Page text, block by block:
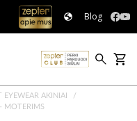
Blog
EYEWEAR AKINIAI
MOTERIMS